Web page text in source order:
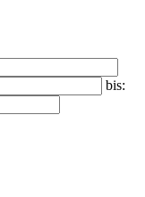
bis: